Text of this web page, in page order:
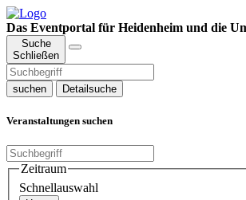
Das Eventportal für Heidenheim und die
Suche
Schließen
suchen Detailsuche
Veranstaltungen suchen
Zeitraum
Schnellauswahl